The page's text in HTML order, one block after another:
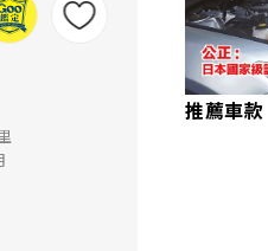
推薦車款